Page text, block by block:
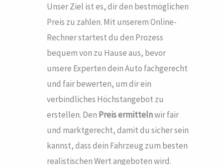
Unser Ziel ist es, dir den bestmöglichen
Preis zu zahlen. Mit unserem Online-
Rechner startest du den Prozess
bequem von zu Hause aus, bevor
unsere Experten dein Auto fachgerecht
und fair bewerten, um dir ein
verbindliches Höchstangebot zu
erstellen. Den Preis ermittelnwir fair
und marktgerecht, damit du sicher sein
kannst, dass dein Fahrzeug zum besten
realistischen Wert angeboten wird.